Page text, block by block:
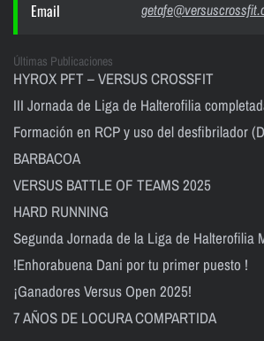
Email
Últimas Publicaciones
HYROX PFT – VERSUS CROSSFIT
III Jornada de Liga de Halterofilia
Formación en RCP y uso del desfibrilador
BARBACOA
VERSUS BATTLE OF TEAMS 2025
HARD RUNNING
Segunda Jornada de la Liga de Halterofilia
!Enhorabuena Dani por tu primer puesto !
¡Ganadores Versus Open 2025!
7 AÑOS DE LOCURA COMPARTIDA